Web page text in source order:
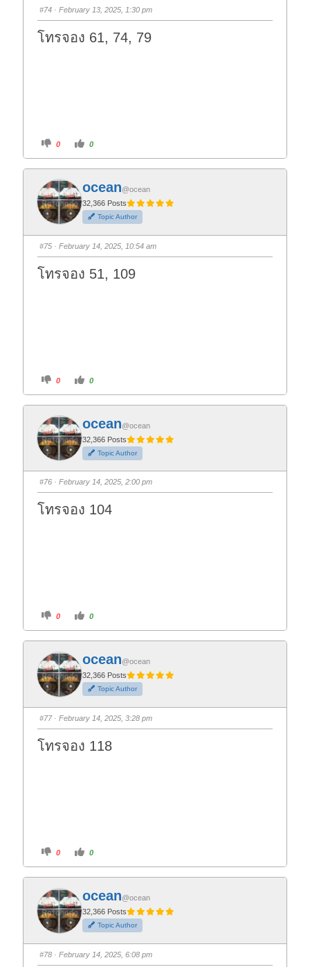
d
o
n
.
u
p
#74 · February 13, 2025, 1:30 pm
โทรจอง 61, 74, 79
C
i
k
f
o
r
t
h
u
m
d
o
n
.
0
C
i
k
o
r
t
h
u
m
u
p
0
ocean@ocean
32,366 Posts
Topic Author
#75 · February 14, 2025, 10:54 am
โทรจอง 51, 109
C
i
k
f
o
r
t
h
u
m
b
d
o
n
.
0
C
i
k
o
r
t
h
u
m
b
u
p
0
ocean@ocean
32,366 Posts
Topic Author
#76 · February 14, 2025, 2:00 pm
โทรจอง 104
C
i
f
o
r
t
h
u
m
d
o
n
.
0
C
i
o
t
h
u
m
u
p
0
ocean@ocean
32,366 Posts
Topic Author
#77· February 14, 2025, 3:28 pm
โทรจอง 118
C
i
k
f
o
r
t
h
u
m
d
o
0
C
i
k
o
r
t
h
u
m
u
p
0
ocean@ocean
32,366 Posts
Topic Author
#78 · February 14, 2025, 6:08 pm